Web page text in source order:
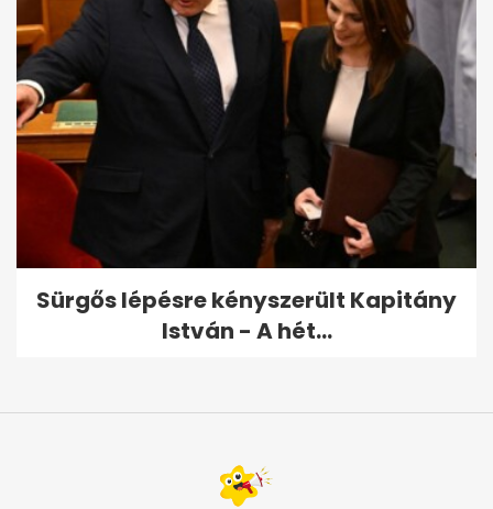
Sürgős lépésre kényszerült Kapitány
István - A hét...